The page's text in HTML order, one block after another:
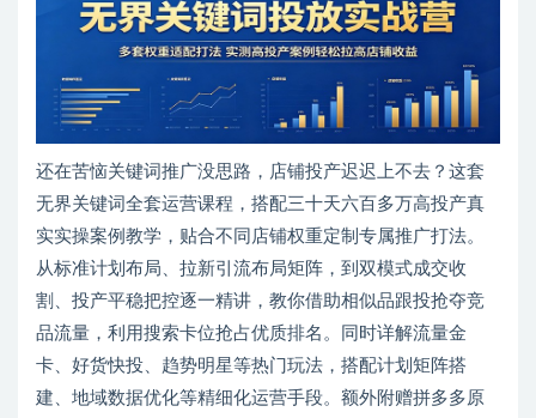
还在苦恼关键词推广没思路，店铺投产迟迟上不去？这套
无界关键词全套运营课程，搭配三十天六百多万高投产真
实实操案例教学，贴合不同店铺权重定制专属推广打法。
从标准计划布局、拉新引流布局矩阵，到双模式成交收
割、投产平稳把控逐一精讲，教你借助相似品跟投抢夺竞
品流量，利用搜索卡位抢占优质排名。同时详解流量金
卡、好货快投、趋势明星等热门玩法，搭配计划矩阵搭
建、地域数据优化等精细化运营手段。额外附赠拼多多原